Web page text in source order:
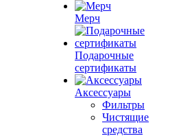
Мерч
Подарочные
сертификаты
Аксессуары
Фильтры
Чистящие
средства